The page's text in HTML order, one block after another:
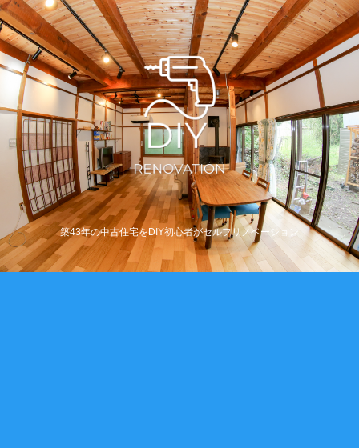
築43年の中古住宅をDIY初心者がセルフリノベーション